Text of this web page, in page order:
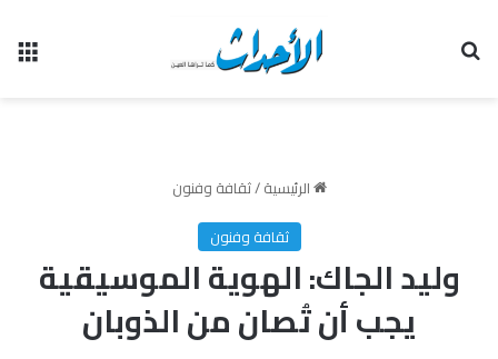
الرئيسية/ثقافة وفنون
ثقافة وفنون
وليد الجاك: الهوية الموسيقية
يجب أن تُصان من الذوبان